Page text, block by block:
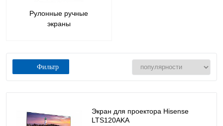
Рулонные ручные
экраны
Фильтр
Экран для проектора Hisense
LTS120AKA